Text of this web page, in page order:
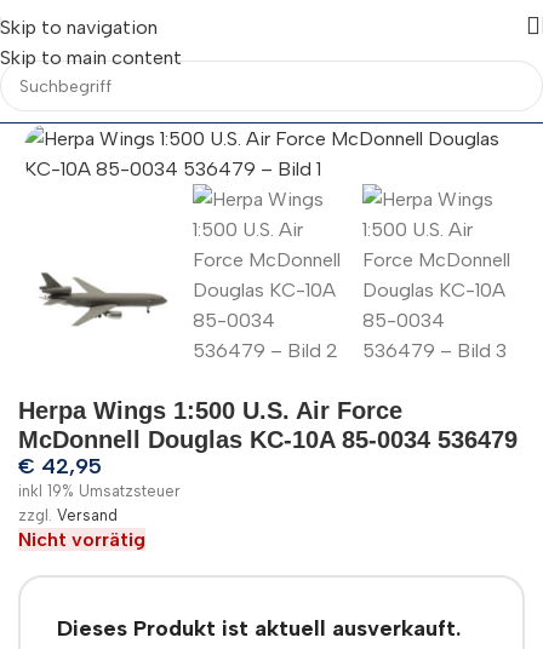
Skip to navigation
Skip to main content
Herpa Wings 1:500 U.S. Air Force
McDonnell Douglas KC-10A 85-0034 536479
€ 42,95
inkl 19% Umsatzsteuer
zzgl. Versand
Nicht vorrätig
Dieses Produkt ist aktuell ausverkauft.